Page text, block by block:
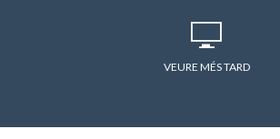
VEURE MÉS TARD